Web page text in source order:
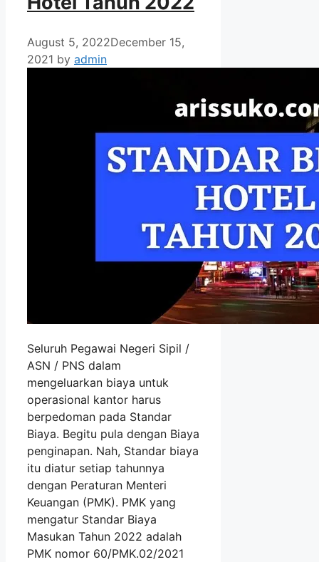
August 5, 2022December 15,
2021 by admin
Seluruh Pegawai Negeri Sipil /
ASN / PNS dalam
mengeluarkan biaya untuk
operasional kantor harus
berpedoman pada Standar
Biaya. Begitu pula dengan Biaya
penginapan. Nah, Standar biaya
itu diatur setiap tahunnya
dengan Peraturan Menteri
Keuangan (PMK). PMK yang
mengatur Standar Biaya
Masukan Tahun 2022 adalah
PMK nomor 60/PMK.02/2021